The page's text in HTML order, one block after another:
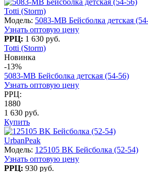
Totti (Storm)
Модель: 5083-МB Бейсболка детская
Узнать оптовую цену
РРЦ: 1 630 руб.
Totti (Storm)
Новинка
-13%
5083-МB Бейсболка детская (54-56)
Узнать оптовую цену
РРЦ:
1880
1 630 руб.
Купить
UrbanPeak
Модель: 125105 BK Бейсболка (52-54)
Узнать оптовую цену
РРЦ: 930 руб.